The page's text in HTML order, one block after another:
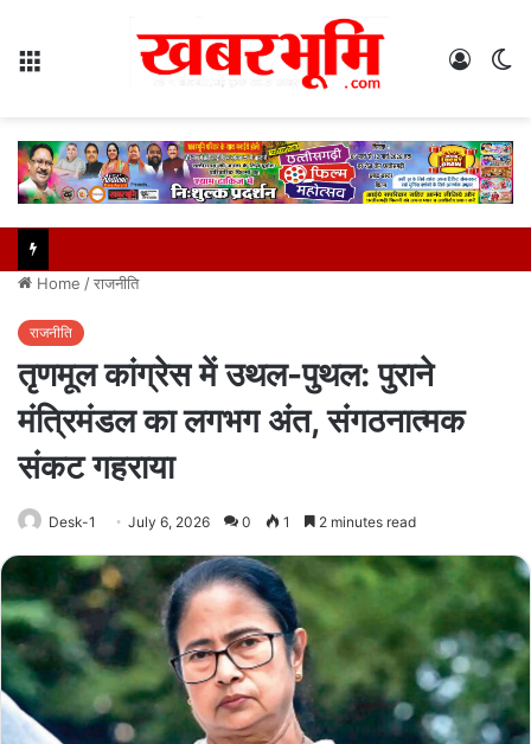
Log
Home /राजनीति
राजनीति
तृणमूल कांग्रेस में उथल-पुथल: पुराने
मंत्रिमंडल का लगभग अंत, संगठनात्मक
संकट गहराया
Desk-1 July 6, 2026 0 1 2 minutes read